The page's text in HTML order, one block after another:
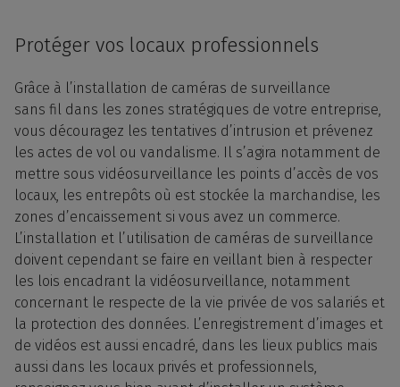
Protéger vos locaux professionnels
Grâce à l’installation de caméras de surveillance
sans fil dans les zones stratégiques de votre entreprise,
vous découragez les tentatives d’intrusion et prévenez
les actes de vol ou vandalisme. Il s’agira notamment de
mettre sous vidéosurveillance les points d’accès de vos
locaux, les entrepôts où est stockée la marchandise, les
zones d’encaissement si vous avez un commerce.
L’installation et l’utilisation de caméras de surveillance
doivent cependant se faire en veillant bien à respecter
les lois encadrant la vidéosurveillance, notamment
concernant le respecte de la vie privée de vos salariés et
la protection des données. L’enregistrement d’images et
de vidéos est aussi encadré, dans les lieux publics mais
aussi dans les locaux privés et professionnels,